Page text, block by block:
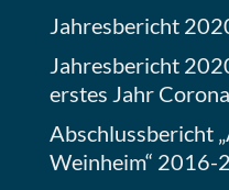
Jahresbericht
Jahresbericht
erstes Jahr
Abschlussbericht
Weinheim“ 2016-